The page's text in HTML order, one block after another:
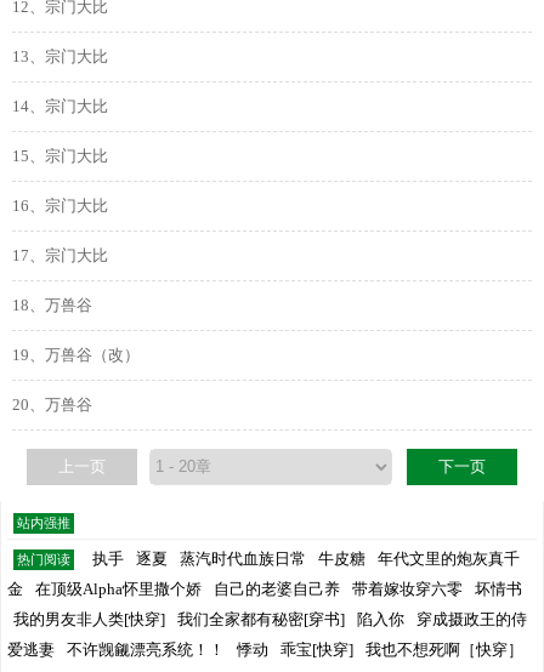
12、宗门大比
13、宗门大比
14、宗门大比
15、宗门大比
16、宗门大比
17、宗门大比
18、万兽谷
19、万兽谷（改）
20、万兽谷
上一页 下一页
站内强推
热门阅读 执手 逐夏 蒸汽时代血族日常 牛皮糖
年代文里的炮灰真千
金
在顶级Alpha怀里撒个娇 自己的老婆自己养 带着嫁妆穿六零
坏情书
我的男友非人类[快穿]
我们全家都有秘密[穿书] 陷入你
穿成摄政王的侍
爱逃妻
不许觊觎漂亮系统！！ 悸动 乖宝[快穿] 我也不想死啊［快穿］